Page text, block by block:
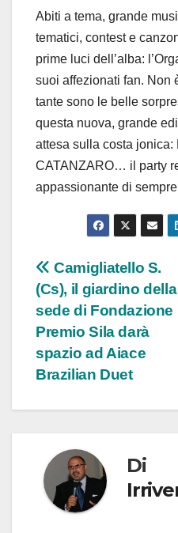
Abiti a tema, grande
tematici, contest e
prime luci dell’alba:
suoi affezionati fan. Non
tante sono le belle
questa nuova, grande
attesa sulla costa jonica:
CATANZARO… il party
appassionante di
Navigazione
articoli
Camigliatello S.
(Cs), il giardino della
sede di Fondazione
Premio Sila darà
spazio ad Aiace
Brazilian Duet
Di